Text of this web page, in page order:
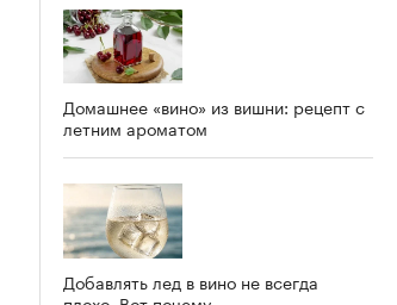
Домашнее «вино» из вишни: рецепт с
летним ароматом
Добавлять лед в вино не всегда